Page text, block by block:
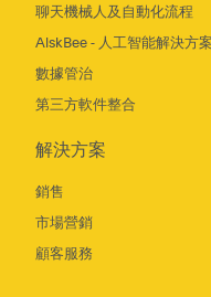
聊天機械人及自動化流程
AiskBee - 人工智能解決方案
數據管治
第三方軟件整合
解決方案
銷售
市場營銷
顧客服務